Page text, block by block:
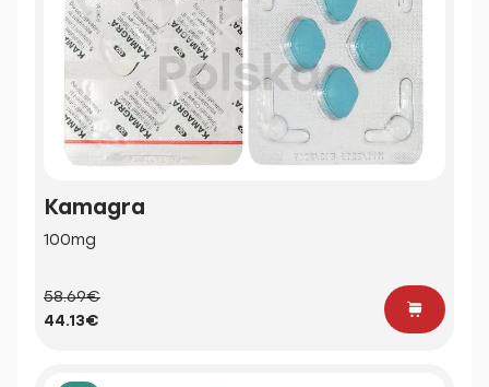
Kamagra
100mg
58.69€
44.13€